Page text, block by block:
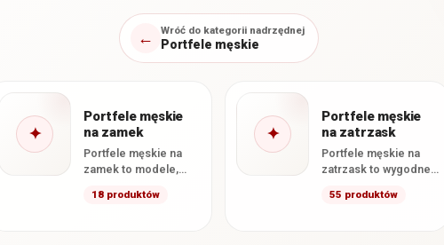
← Wróć do kategorii nadrzędnej
Portfele męskie
✦
Portfele męskie
na zamek
Portfele męskie na
zamek to modele,
zamykana jest
18 produktów
✦
Portfele męskie
na zatrzask
Portfele męskie na
zatrzask to wygodne
pomagają utrzymać
55 produktów